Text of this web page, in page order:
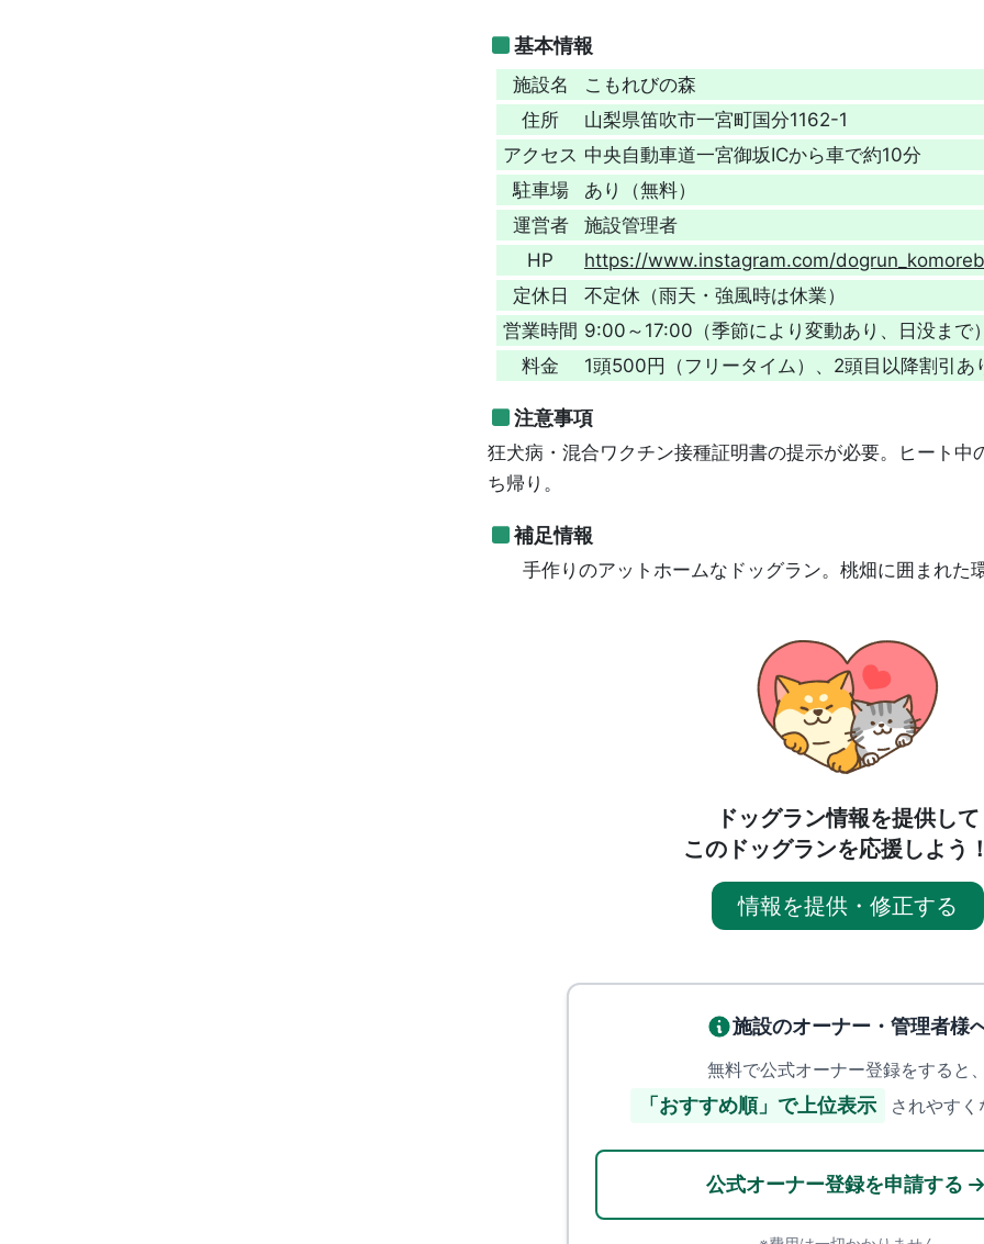
基本情報
施設名
こもれびの森
住所
山梨県笛吹市一宮町国分1162-1
アクセス 中央自動車道一宮御坂ICから車で約10分
駐車場
あり（無料）
運営者
施設管理者
HP
https://www.instagram.com/
定休日
不定休（雨天・強風時は休業）
営業時間 9:00～17:00（季節により変動あり、日没まで
料金
1頭500円（フリータイム）、2頭目以降割引あ
注意事項
狂犬病・混合ワクチン接種証明書の提示が必要。ヒート中
ち帰り。
補足情報
手作りのアットホームなドッグラン。桃畑に囲まれた
ドッグラン情報を提供して
このドッグランを応援しよう
情報を提供・修正する
施設のオーナー・管理者様
無料で公式オーナー登録をすると
「おすすめ順」で上位表示 されやす
公式オーナー登録を申請する